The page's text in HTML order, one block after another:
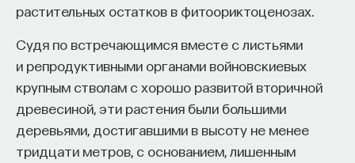
растительных остатков в фитоориктоценозах.
Судя по встречающимся вместе с листьями
и репродуктивными органами войновскиевых
крупным стволам с хорошо развитой вторичной
древесиной, эти растения были большими
деревьями, достигавшими в высоту не менее
тридцати метров, с основанием, лишенным